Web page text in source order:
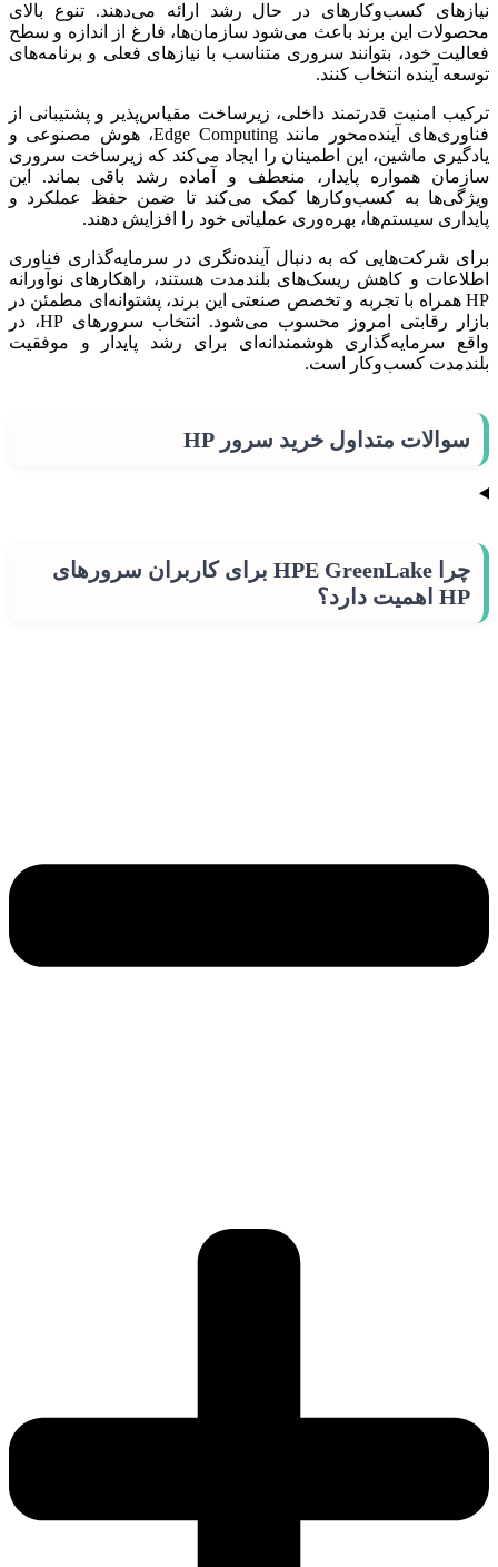
نیازهای کسب‌وکارهای در حال رشد ارائه می‌دهند. تنوع بالای
محصولات این برند باعث می‌شود سازمان‌ها، فارغ از اندازه و سطح
فعالیت خود، بتوانند سروری متناسب با نیازهای فعلی و برنامه‌های
توسعه آینده انتخاب کنند.
ترکیب امنیت قدرتمند داخلی، زیرساخت مقیاس‌پذیر و پشتیبانی از
فناوری‌های آینده‌محور مانند Edge Computing، هوش مصنوعی و
یادگیری ماشین، این اطمینان را ایجاد می‌کند که زیرساخت سروری
سازمان همواره پایدار، منعطف و آماده رشد باقی بماند. این
ویژگی‌ها به کسب‌وکارها کمک می‌کند تا ضمن حفظ عملکرد و
پایداری سیستم‌ها، بهره‌وری عملیاتی خود را افزایش دهند.
برای شرکت‌هایی که به دنبال آینده‌نگری در سرمایه‌گذاری فناوری
اطلاعات و کاهش ریسک‌های بلندمدت هستند، راهکارهای نوآورانه
HP همراه با تجربه و تخصص صنعتی این برند، پشتوانه‌ای مطمئن در
بازار رقابتی امروز محسوب می‌شود. انتخاب سرورهای HP، در
واقع سرمایه‌گذاری هوشمندانه‌ای برای رشد پایدار و موفقیت
بلندمدت کسب‌وکار است.
سوالات متداول خرید سرور HP
چرا HPE GreenLake برای کاربران سرورهای
HP اهمیت دارد؟